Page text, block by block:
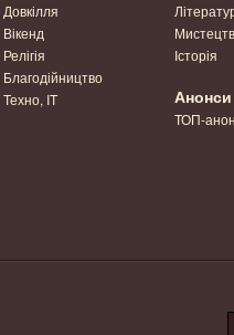
Довкілля
Вікенд
Релігія
Благодійництво
Техно, IT
Історія
Анонси
ТОП-